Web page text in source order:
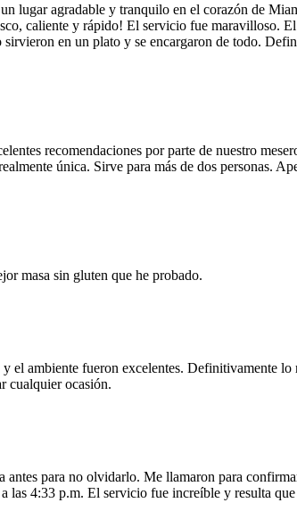
lugar agradable y tranquilo en el corazón de
caliente y rápido! El servicio fue maravilloso.
en un plato y se encargaron de todo.
recomendaciones por parte de nuestro
única. Sirve para más de dos personas.
masa sin gluten que he probado.
el ambiente fueron excelentes. Definitivamente
cualquier ocasión.
para no olvidarlo. Me llamaron para
4:33 p.m. El servicio fue increíble y resulta